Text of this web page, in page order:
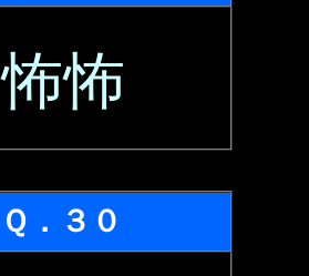
怖怖
Ｑ．３０